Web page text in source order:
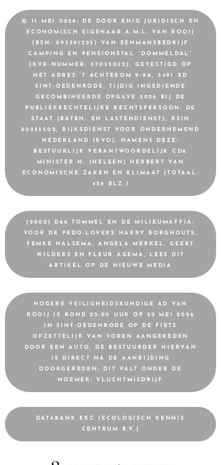
© 11 MEI 2026: DE DOOR ENIG JURIDISCH EN
ECONOMISCH EIGENAAR A.M.L. VAN ROOIJ
(BSN: 093391225) VAN EENMANSBEDRIJF
CAMPING EN PENSIONSTAL “DOMMELDAL”
(KVK-NUMMER: 57035032), GEVESTIGD OP
HET ADRES ’T ACHTEROM 9-9A, 5491 XD
SINT-OEDENRODE, TIJDIG INGEDIENDE
GECOMBINEERDE OPGAVE 2026 BIJ DE
PUBLIEKRECHTELIJKE RECHTSPERSOON: DE
STAAT (BATEN- EN LASTENDIENST), RSIN
82255502, RIJKSDIENST VOOR ONDERNEMEND
NEDERLAND (RVO), NAMENS DEZE:
BESTUURLIJK VERANTWOORDELIJK CDA
MINISTER H. (HELEEN) HERBERT VAN
ECONOMISCHE ZAKEN EN KLIMAAT (TOTAAL:
426 BLZ.)
(2002) D66 TOMMEL EN DE MILIEUMAFFIA:
VOOR DE PEDO-LOVERS HARRY BORGHOUTS,
FEMKE HALSEMA, ANGELA MERKEL, GEERT
WILDERS EN FLEUR AGEMA, LEES DIT
ARTIKEL OP DE NIEUWE MEDIA
HOGERE VEILIGHEIDSKUNDIGE AD VAN
ROOIJ IS ROND 22:00 UUR OP 22 MEI 2026
IN SINT-OEDENRODE OP DE FIETS
OPZETTELIJK VAN VOREN AANGEREDEN
DOOR EEN AUTO, DE BESTUURDER HIERVAN
IS DIRECT NA DE AANRIJDING
DOORGEREDEN; DIT VALT ONDER DE
NOEMER: VLUCHTMISDRIJF
DATABANK EKC (ECOLOGISCH KENNIS
CENTRUM B.V.)